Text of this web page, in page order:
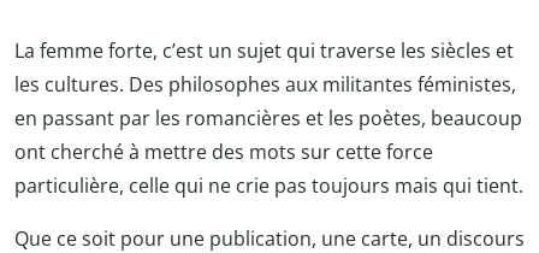
La femme forte, c’est un sujet qui traverse les siècles et
les cultures. Des philosophes aux militantes féministes,
en passant par les romancières et les poètes, beaucoup
ont cherché à mettre des mots sur cette force
particulière, celle qui ne crie pas toujours mais qui tient.
Que ce soit pour une publication, une carte, un discours